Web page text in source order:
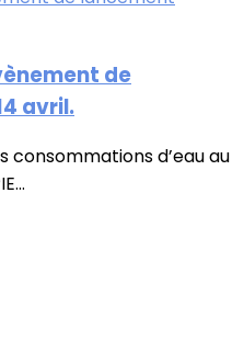
de
avril.
consommations d’eau au